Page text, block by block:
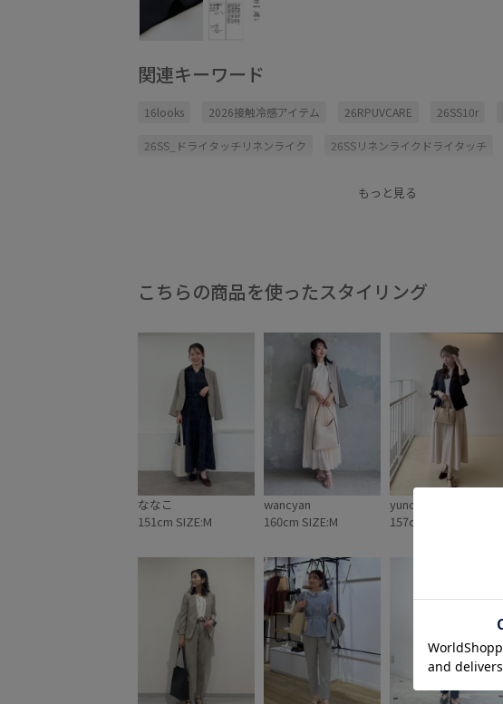
関連キーワード
16looks 2026接触冷感アイテム 26RPUVCARE 26SS10r
26SS_ドライタッチリネンライク 26SSリネンライクドライタッチ
もっと見る
こちらの商品を使ったスタイリング
ななこ
151cm SIZE:M
wancyan
160cm SIZE:M
yuno
157cm SIZE:S